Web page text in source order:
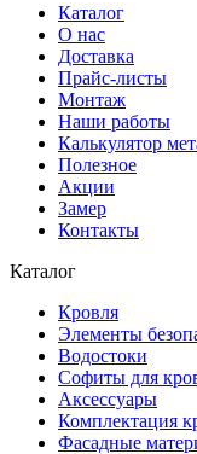
Каталог
О нас
Доставка
Прайс-листы
Монтаж
Наши работы
Калькулятор
Полезное
Акции
Замер
Контакты
Каталог
Кровля
Элементы
Водостоки
Софиты для
Аксессуары
Комплектация
Фасадные